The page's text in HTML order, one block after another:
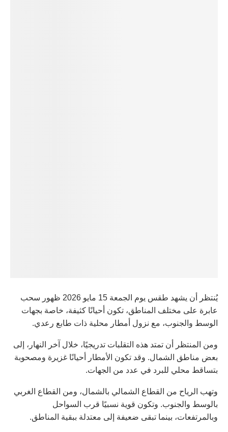
يُنتظر أن يشهد طقس يوم الجمعة 15 مايو 2026 ظهور سحب
عابرة على مختلف المناطق، تكون أحيانًا كثيفة، خاصة بجهات
الوسط والجنوب، مع نزول أمطار محلية ذات طابع رعدي.
ومن المنتظر أن تمتد هذه التقلبات تدريجيًا، خلال آخر النهار، إلى
بعض مناطق الشمال. وقد تكون الأمطار أحيانًا غزيرة ومصحوبة
بتساقط محلي للبرد في عدد من الجهات.
وتهب الرياح من القطاع الشمالي بالشمال، ومن القطاع الغربي
بالوسط والجنوب. وتكون قوية نسبيًا قرب السواحل
وبالمرتفعات، بينما تبقى ضعيفة إلى معتدلة ببقية المناطق.